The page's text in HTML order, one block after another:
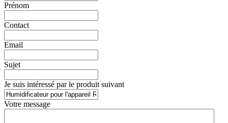
Prénom
Contact
Email
Sujet
Je suis intéressé par le produit suivant
Votre message